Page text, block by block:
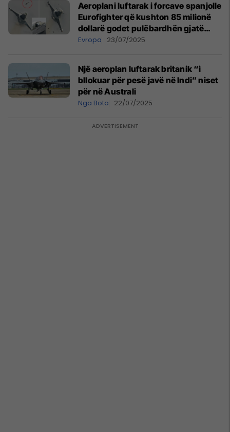
Aeroplani luftarak i forcave spanjolle
Eurofighter që kushton 85 milionë
dollarë godet pulëbardhën gjatë
fluturimit – piloti shpëton pa lëndime
Evropa 23/07/2025
Një aeroplan luftarak britanik “i
bllokuar për pesë javë në Indi” niset
për në Australi
Nga Bota 22/07/2025